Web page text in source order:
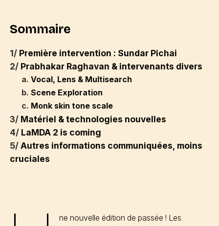
Sommaire
1/ Première intervention : Sundar Pichai
2/ Prabhakar Raghavan & intervenants divers
a. Vocal, Lens & Multisearch
b. Scene Exploration
c. Monk skin tone scale
3/ Matériel & technologies nouvelles
4/ LaMDA 2 is coming
5/Autres informations communiquées, moins
cruciales
ne nouvelle édition de passée ! Les